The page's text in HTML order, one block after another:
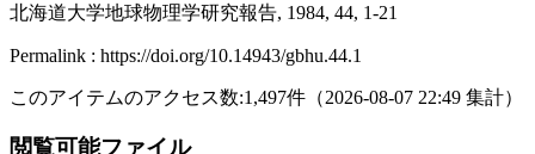
北海道大学地球物理学研究報告, 1984, 44, 1-21
Permalink : https://doi.org/10.14943/gbhu.44.1
このアイテムのアクセス数:1,497件 （2026-08-07 22:49 集計）
閲覧可能ファイル